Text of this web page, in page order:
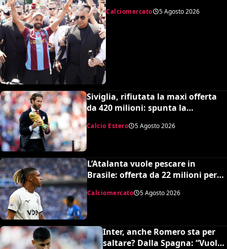
Calciomercato 5 Agosto 2026
Siviglia, rifiutata la maxi offerta
da 420 milioni: spunta la
spiazzante clausola “anti-Ramos”
Calcio Estero 5 Agosto 2026
L’Atalanta vuole pescare in
Brasile: offerta da 22 milioni per
Danilo, il Botafogo ne vuole 35
Calciomercato 5 Agosto 2026
Inter, anche Romero sta per
saltare? Dalla Spagna: “Vuole